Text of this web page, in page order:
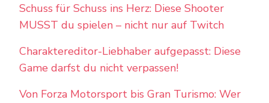
Schuss für Schuss ins Herz: Diese Shooter
MUSST du spielen – nicht nur auf Twitch
Charaktereditor-Liebhaber aufgepasst: Diese
Game darfst du nicht verpassen!
Von Forza Motorsport bis Gran Turismo: Wer